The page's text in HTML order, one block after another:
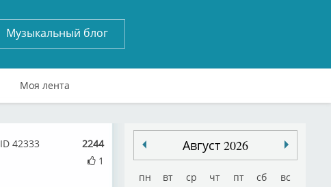
Музыкальный блог
Моя лента
2244
1
ID 42333 Август 2026
пн вт ср чт пт сб вс